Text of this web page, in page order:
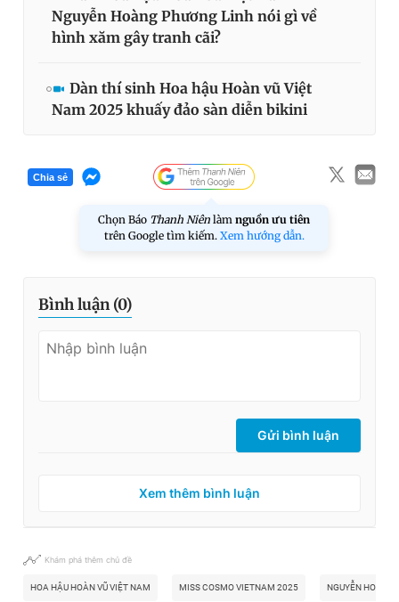
Nguyễn Hoàng Phương Linh nói gì về
hình xăm gây tranh cãi?
Dàn thí sinh Hoa hậu Hoàn vũ Việt
Nam 2025 khuấy đảo sàn diễn bikini
Chia sẻ
Chọn Báo Thanh Niên làm nguồn ưu tiên
trên Google tìm kiếm. Xem hướng dẫn.
Bình luận (0)
Gửi bình luận
Xem thêm bình luận
Khám phá thêm chủ đề
HOA HẬU HOÀN VŨ VIỆT NAM MISS COSMO VIETNAM 2025 NGUYỄN HOÀNG